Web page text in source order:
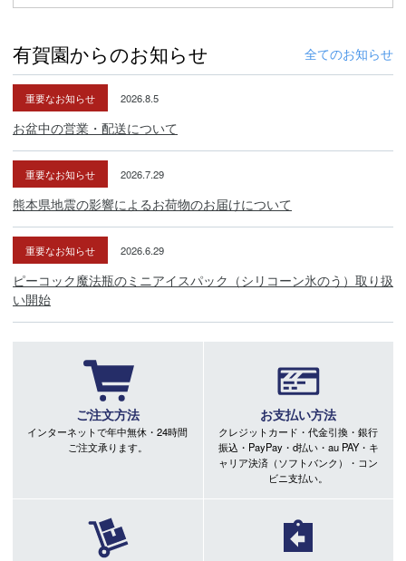
有賀園からのお知らせ 全てのお知らせ
重要なお知らせ 2026.8.5
お盆中の営業・配送について
重要なお知らせ 2026.7.29
熊本県地震の影響によるお荷物のお届けについて
重要なお知らせ 2026.6.29
ピーコック魔法瓶のミニアイスパック（シリコーン氷のう）取り扱
い開始
ご注文方法
インターネットで年中無休・24時間
ご注文承ります。
お支払い方法
クレジットカード・代金引換・銀行
振込・PayPay・d払い・au PAY・キ
ャリア決済（ソフトバンク）・コン
ビニ支払い。